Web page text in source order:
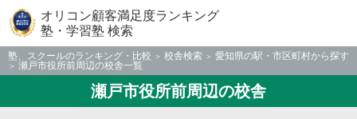
オリコン顧客満足度ランキング
塾・学習塾 検索
塾、スクールのランキング・比較 校舎検索
愛知県の駅・市区町村から探す
瀬戸市役所前周辺の校舎一覧
瀬戸市役所前周辺の校舎